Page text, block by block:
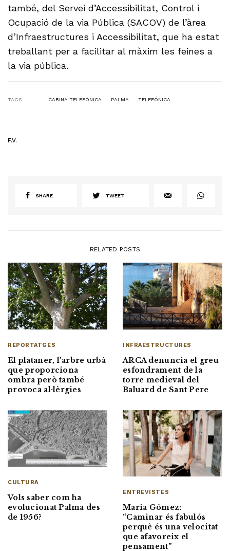
també, del Servei d’Accessibilitat, Control i
Ocupació de la via Pública (SACOV) de l’àrea
d’Infraestructures i Accessibilitat, que ha estat
treballant per a facilitar al màxim les feines a
la via pública.
TAGS CABINA TELEFÒNICA PALMA TELEFÓNICA
F.V.
SHARE TWEET
RELATED POSTS
REPORTATGES
El plataner, l’arbre urbà
que proporciona
ombra però també
provoca al·lèrgies
INFRAESTRUCTURES
ARCA denuncia el greu
esfondrament de la
torre medieval del
Baluard de Sant Pere
CULTURA
Vols saber com ha
evolucionat Palma des
de 1956?
ENTREVISTES
Maria Gómez:
“Caminar és fabulós
perquè és una velocitat
que afavoreix el
pensament”